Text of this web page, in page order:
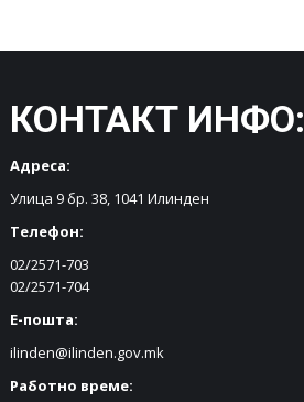
КОНТАКТ ИНФО:
Адреса:
Улица 9 бр. 38, 1041 Илинден
Телефон:
02/2571-703
02/2571-704
Е-пошта:
ilinden@ilinden.gov.mk
Работно време: